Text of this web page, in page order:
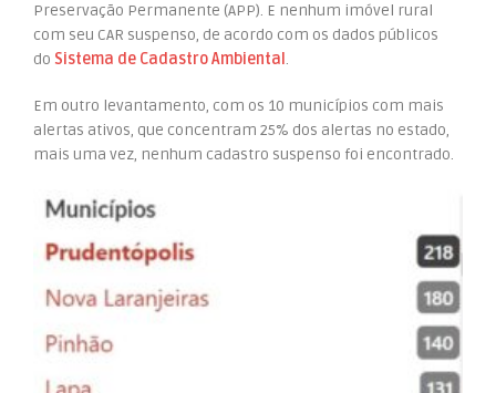
Preservação Permanente (APP). E nenhum imóvel rural
com seu CAR suspenso, de acordo com os dados públicos
do Sistema de Cadastro Ambiental .
Em outro levantamento, com os 10 municípios com mais
alertas ativos, que concentram 25% dos alertas no estado,
mais uma vez, nenhum cadastro suspenso foi encontrado.